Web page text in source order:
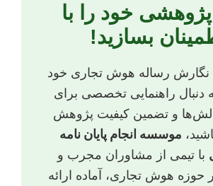
پژوهشی خود را با
بسازید!
نگارش رساله هوش تجاری خود
دنبال راهنمایی تخصصی برای
و تضمین کیفیت پژوهش
موسسه انجام پایان نامه
با تیمی از مشاوران مجرب و
هوش تجاری، آماده ارائه